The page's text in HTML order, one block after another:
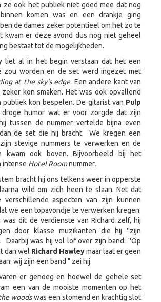
ze ook het publiek niet goed mee dat nog
komen was en een drankje ging
de dames zeker potentieel om het zo te
kwam er deze avond dus nog niet geheel
bestaat tot de mogelijkheden.
liet al in het begin verstaan dat het een
zou worden en de set werd ingezet met
at the sky's edge. Een andere kant van
kon smaken. Het was ook opvallend
publiek kon bespelen. De gitarist van Pulp
humor wat er voor zorgde dat zijn
tussen de nummer vertelde bijna even
de set die hij bracht. We kregen een
stevige nummers te verwerken en de
kwam ook boven. Bijvoorbeeld bij het
intense Hotel Roomnummer.
bracht hij ons telkens weer in opperste
wild om zich heen te slaan. Net dat
verschillende aspecten van zijn kunnen
we een topavondje te verwerken kregen.
was dit de verdienste van Richard zelf, hij
door klasse muzikanten die hij ''zijn
Daarbij was hij vol lof over zijn band: ''Op
dan wel Richard Hawleymaar laat er geen
wij zijn een band " zei hij.
er genoeg en hoewel de gehele set
een van de mooiste momenten op het
woodswas een stomend en krachtig slot